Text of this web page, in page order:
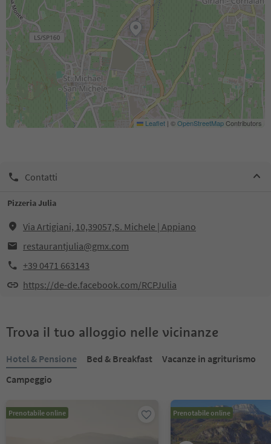
Leaflet | ©OpenStreetMapContributors
Contatti
Pizzeria Julia
Via Artigiani, 10,39057,S. Michele | Appiano
restaurantjulia@gmx.com
+39 0471 663143
https://de-de.facebook.com/RCPJulia
Trova il tuo alloggio nelle vicinanze
Hotel & Pensione Bed & Breakfast
Vacanze in agriturismo
Campeggio
Prenotabile online Prenotabile online